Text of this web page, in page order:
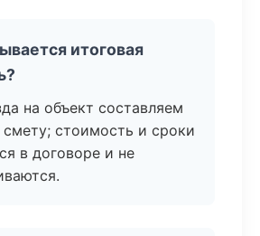
итоговая
на объект составляем
стоимость и сроки
в договоре и не